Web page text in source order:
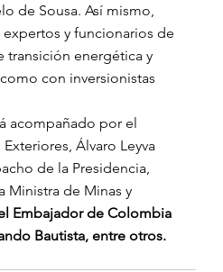
de Sousa. Así mismo,
y funcionarios de
transición energética y
con inversionistas
acompañado por el
Álvaro Leyva
de la Presidencia,
Ministra de Minas y
Embajador de Colombia
Bautista, entre otros.